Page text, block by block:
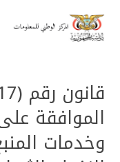
الموافقة
وخدمات